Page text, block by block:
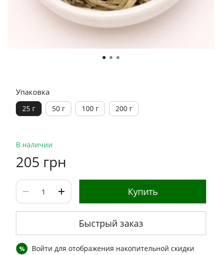
Упаковка
25 г 50 г 100 г 200 г
В наличии
205 грн
Купить
Быстрый заказ
% Войти для отображения накопительной скидки